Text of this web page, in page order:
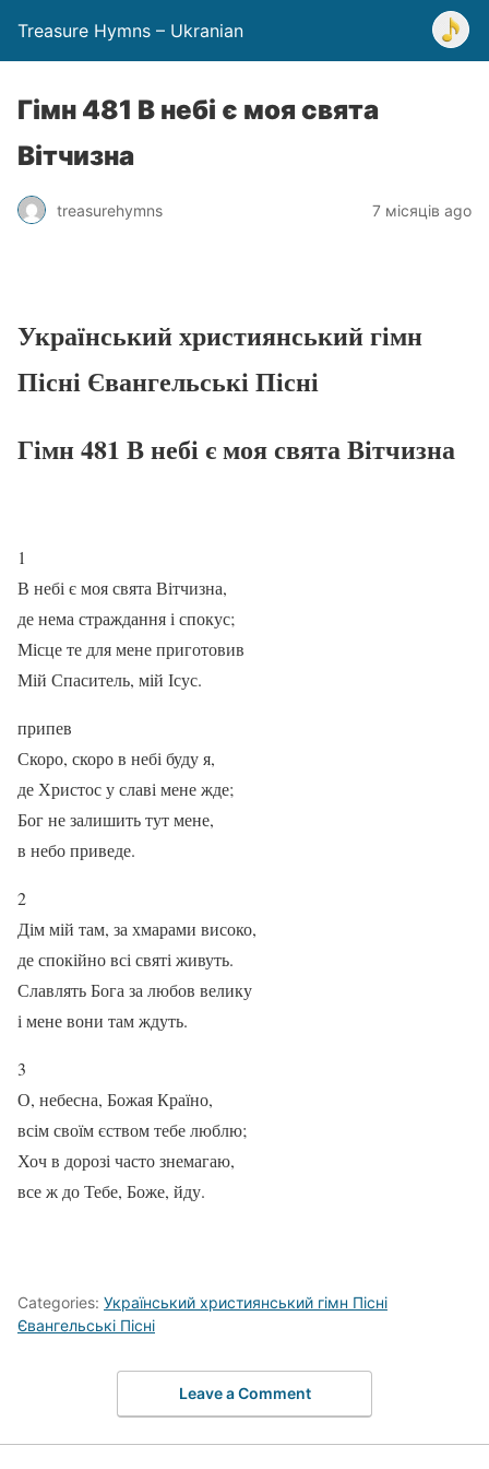
Treasure Hymns – Ukranian
Гімн 481 В небі є моя свята
Вітчизна
treasurehymns 7 місяців ago
Український християнський гімн
Пісні Євангельські Пісні
Гімн 481 В небі є моя свята Вітчизна
1
В небі є моя свята Вітчизна,
де нема страждання і спокус;
Місце те для мене приготовив
Мій Спаситель, мій Ісус.
припев
Скоро, скоро в небі буду я,
де Христос у славі мене жде;
Бог не залишить тут мене,
в небо приведе.
2
Дім мій там, за хмарами високо,
де спокійно всі святі живуть.
Славлять Бога за любов велику
і мене вони там ждуть.
3
О, небесна, Божая Країно,
всім своїм єством тебе люблю;
Хоч в дорозі часто знемагаю,
все ж до Тебе, Боже, йду.
Categories: Український християнський гімн Пісні
Євангельські Пісні
Leave a Comment